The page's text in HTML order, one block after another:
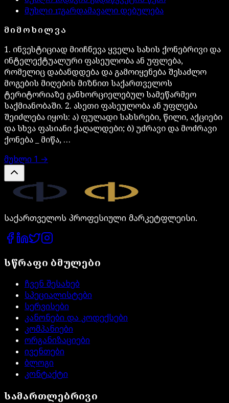
მუხლი 17გარდამავალი დებულება
ᲛᲘᲛᲝᲮᲘᲚᲕᲐ
1. ინვესტიციად მიიჩნევა ყველა სახის ქონებრივი და
ინტელექტუალური ფასეულობა ან უფლება,
რომელიც დაბანდდება და გამოიყენება შესაძლო
მოგების მიღების მიზნით საქართველოს
ტერიტორიაზე განხორციელებულ სამეწარმეო
საქმიანობაში. 2. ასეთი ფასეულობა ან უფლება
შეიძლება იყოს: ა) ფულადი სახსრები, წილი, აქციები
და სხვა ფასიანი ქაღალდები; ბ) უძრავი და მოძრავი
ქონება _ მიწა, …
მუხლი 1 →
საქართველოს პროფესიული მარკეტფლეისი.
სწრაფი ბმულები
ჩვენ შესახებ
სპეციალისტები
სერვისები
კანონები და კოდექსები
კომპანიები
ორგანიზაციები
ივენთები
ბლოგი
კონტაქტი
სამართლებრივი